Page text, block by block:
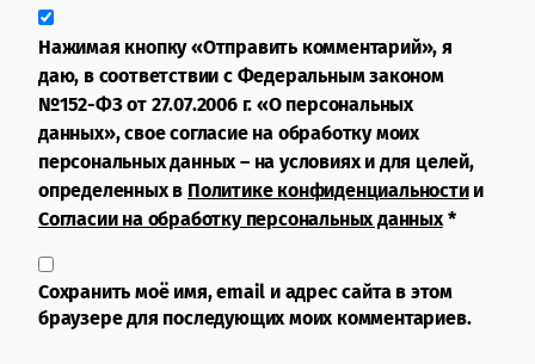
Нажимая кнопку «Отправить комментарий», я
даю, в соответствии с Федеральным законом
№152-ФЗ от 27.07.2006 г. «О персональных
данных», свое согласие на обработку моих
персональных данных – на условиях и для целей,
определенных в Политике конфиденциальностии
Согласии на обработку персональных данных*
Сохранить моё имя, email и адрес сайта в этом
браузере для последующих моих комментариев.